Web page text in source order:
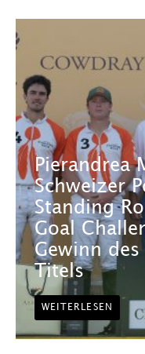
Pierandrea
Schweizer
Standing
Goal
Gewinn
Titels
WEITERLESEN